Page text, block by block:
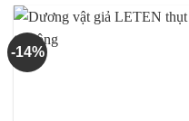
450.000 VND.
-14%